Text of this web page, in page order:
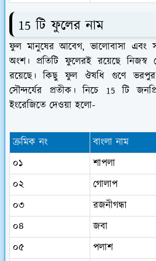
15 টি ফুলের নাম
ফুল মানুষের আবেগ, ভালোবাসা এবং
অংশ। প্রতিটি ফুলেরই রয়েছে নিজস্ব
রয়েছে। কিছু ফুল ঔষধি গুণে
সৌন্দর্যের প্রতীক। নিচে 15 টি
ইংরেজিতে দেওয়া হলো-
ক্রমিক নং বাংলা নাম
০১
শাপলা
০২
গোলাপ
০৩
রজনীগন্ধা
০৪
জবা
০৫
পলাশ